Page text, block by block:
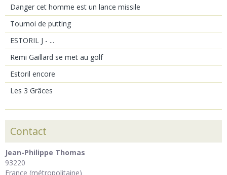
Danger cet homme est un lance missile
Tournoi de putting
ESTORIL J - ...
Remi Gaillard se met au golf
Estoril encore
Les 3 Grâces
Contact
Jean-Philippe Thomas
93220
France (métropolitaine)